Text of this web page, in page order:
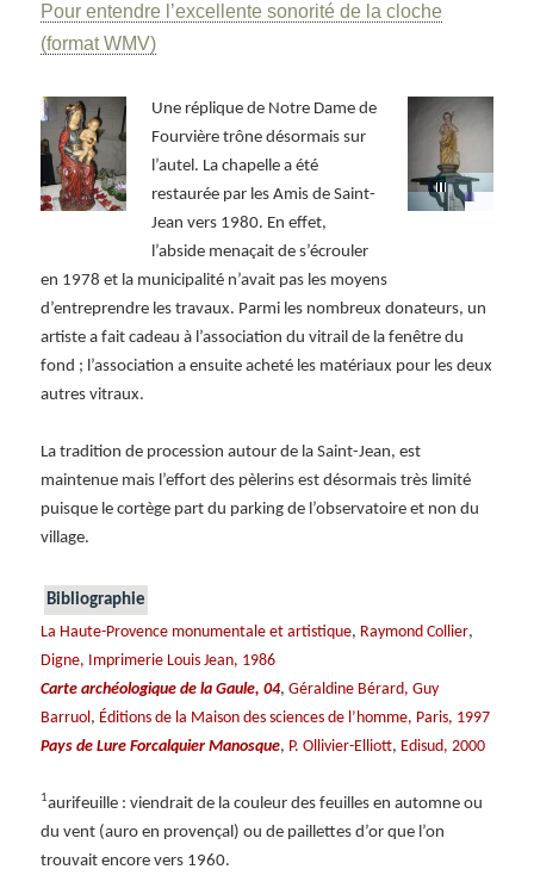
Pour entendre l’excellente sonorité de la cloche
(format WMV)
Une réplique de Notre Dame de
Fourvière trône désormais sur
l’autel. La chapelle a été
restaurée par les Amis de Saint-
Jean vers 1980. En effet,
l’abside menaçait de s’écrouler
en 1978 et la municipalité n’avait pas les moyens
d’entreprendre les travaux. Parmi les nombreux donateurs, un
artiste a fait cadeau à l’association du vitrail de la fenêtre du
fond ; l’association a ensuite acheté les matériaux pour les deux
autres vitraux.
La tradition de procession autour de la Saint-Jean, est
maintenue mais l’effort des pèlerins est désormais très limité
puisque le cortège part du parking de l’observatoire et non du
village.
Bibliographie
La Haute-Provence monumentale et artistique, Raymond Collier,
Digne, Imprimerie Louis Jean, 1986
Carte archéologique de la Gaule, 04,Géraldine Bérard, Guy
Barruol , Éditions de la Maison des sciences de l’homme, Paris, 1997
Pays de Lure Forcalquier Manosque, P. Ollivier-Elliott, Edisud, 2000
1aurifeuille : viendrait de la couleur des feuilles en automne ou
du vent (auro en provençal) ou de paillettes d’or que l’on
trouvait encore vers 1960.